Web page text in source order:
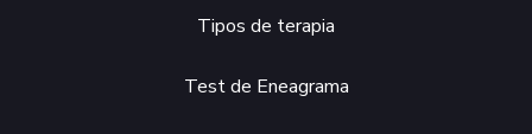
Tipos de terapia
Test de Eneagrama